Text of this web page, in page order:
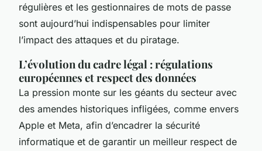
régulières et les gestionnaires de mots de passe
sont aujourd’hui indispensables pour limiter
l’impact des attaques et du piratage.
L’évolution du cadre légal : régulations
européennes et respect des données
La pression monte sur les géants du secteur avec
des amendes historiques infligées, comme envers
Apple et Meta, afin d’encadrer la sécurité
informatique et de garantir un meilleur respect de